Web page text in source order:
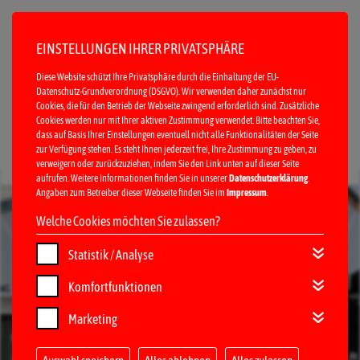
MENÜ
EINSTELLUNGEN IHRER PRIVATSPHÄRE
Diese Website schützt Ihre Privatsphäre durch die Einhaltung der EU-
Datenschutz-Grundverordnung (DSGVO). Wir verwenden daher zunächst nur
Cookies, die für den Betrieb der Webseite zwingend erforderlich sind. Zusätzliche
Cookies werden nur mit Ihrer aktiven Zustimmung verwendet. Bitte beachten Sie,
dass auf Basis Ihrer Einstellungen eventuell nicht alle Funktionalitäten der Seite
zur Verfügung stehen. Es steht Ihnen jederzeit frei, Ihre Zustimmung zu geben, zu
verweigern oder zurückzuziehen, indem Sie den Link unten auf dieser Seite
aufrufen. Weitere Informationen finden Sie in unserer Datenschutzerklärung.
Angaben zum Betreiber dieser Webseite finden Sie im Impressum.
Welche Cookies möchten Sie zulassen?
Statistik / Analyse
Komfortfunktionen
Marketing